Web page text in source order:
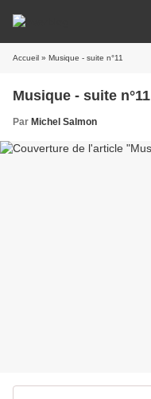
Accueil » Musique - suite n°11
Musique - suite n°11
Par Michel Salmon